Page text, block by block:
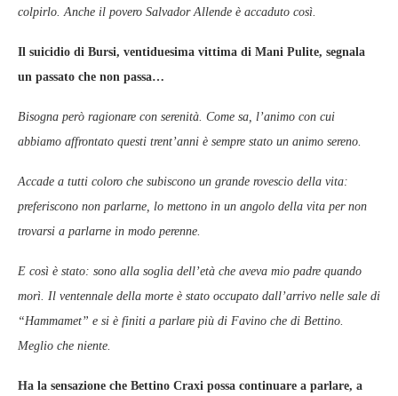
colpirlo. Anche il povero Salvador Allende è accaduto così.
Il suicidio di Bursi, ventiduesima vittima di Mani Pulite, segnala
un passato che non passa…
Bisogna però ragionare con serenità. Come sa, l’animo con cui
abbiamo affrontato questi trent’anni è sempre stato un animo sereno.
Accade a tutti coloro che subiscono un grande rovescio della vita:
preferiscono non parlarne, lo mettono in un angolo della vita per non
trovarsi a parlarne in modo perenne.
E così è stato: sono alla soglia dell’età che aveva mio padre quando
morì. Il ventennale della morte è stato occupato dall’arrivo nelle sale di
“Hammamet” e si è finiti a parlare più di Favino che di Bettino.
Meglio che niente.
Ha la sensazione che Bettino Craxi possa continuare a parlare, a